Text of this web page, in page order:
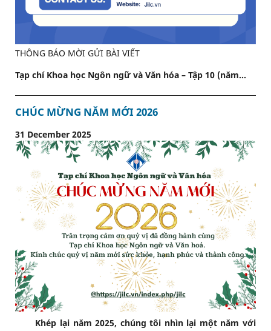
THÔNG BÁO MỜI GỬI BÀI VIẾT
Tạp chí Khoa học Ngôn ngữ và Văn hóa – Tập 10 (năm...
CHÚC MỪNG NĂM MỚI 2026
31 December 2025
Khép lại năm 2025, chúng tôi nhìn lại một năm với